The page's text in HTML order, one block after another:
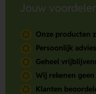
Jouw
Onze producten
Persoonlijk
Geheel
Wij rekenen
Klanten